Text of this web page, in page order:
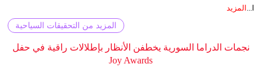
ا...
المزيد
المزيد من التحقيقات السياحية
نجمات الدراما السورية يخطفن الأنظار بإطلالات راقية في حفل
Joy Awards